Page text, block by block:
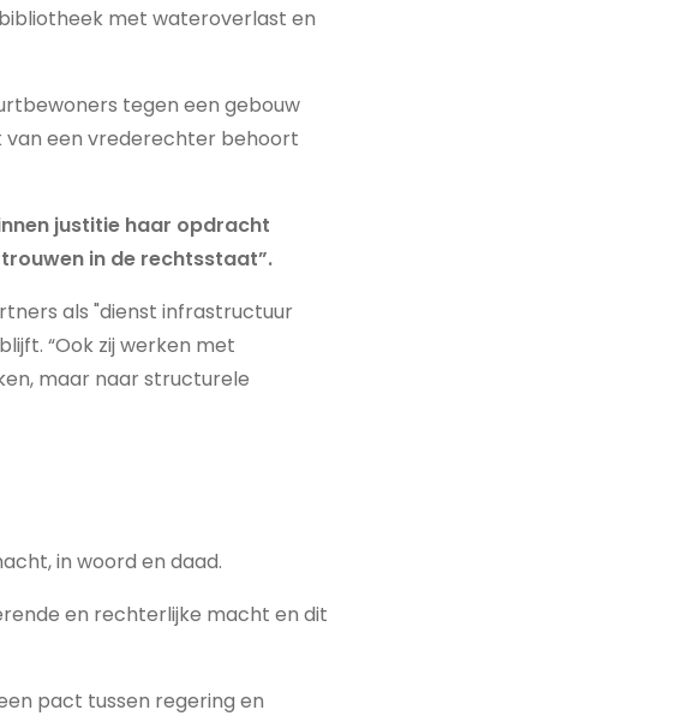
met wateroverlast en
tegen een gebouw
van een vrederechter behoort
justitie haar opdracht
in de rechtsstaat”.
als "dienst infrastructuur
“Ook zij werken met
maar naar structurele
in woord en daad.
en rechterlijke macht en dit
pact tussen regering en